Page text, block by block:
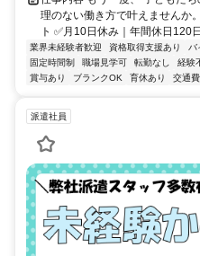
理のない働き方で叶えませんか
ト ✅月10日休み｜年間休日120
業界未経験者歓迎 資格取得支援あり バ
固定時間制
職場見学可 転勤なし 経験
賞与あり
ブランクOK 育休あり 交通
派遣社員